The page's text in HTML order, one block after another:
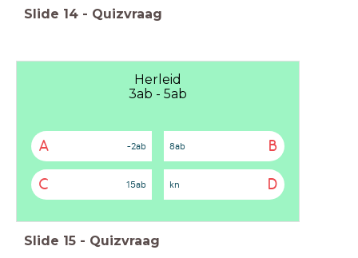
Slide 14 - Quizvraag
Herleid
3ab - 5ab
A -2ab B
8ab
C 15ab D
kn
Slide 15 - Quizvraag